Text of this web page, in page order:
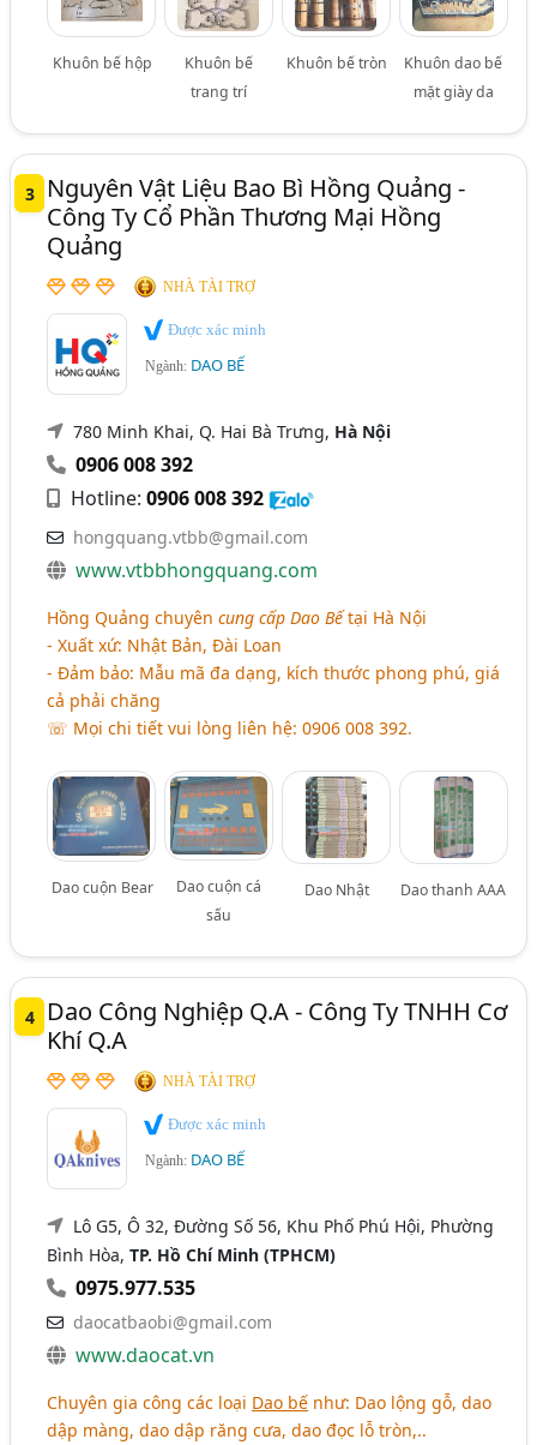
Khuôn bế hộp
Khuôn bế
trang trí
Khuôn bế tròn
Khuôn dao bế
mặt giày da
3
Nguyên Vật Liệu Bao Bì Hồng Quảng -
Công Ty Cổ Phần Thương Mại Hồng
Quảng
NHÀ TÀI TRỢ
Được xác minh
Ngành: DAO BẾ
780 Minh Khai, Q. Hai Bà Trưng, Hà Nội
0906 008 392
Hotline:0906 008 392
hongquang.vtbb@gmail.com
www.vtbbhongquang.com
Hồng Quảng chuyêncung cấp Dao Bếtại Hà Nội
- Xuất xứ: Nhật Bản, Đài Loan
- Đảm bảo: Mẫu mã đa dạng, kích thước phong phú, giá
cả phải chăng
☏ Mọi chi tiết vui lòng liên hệ: 0906 008 392.
Dao cuộn Bear
Dao cuộn cá
sấu
Dao Nhật Dao thanh AAA
4
Dao Công Nghiệp Q.A - Công Ty TNHH Cơ
Khí Q.A
NHÀ TÀI TRỢ
Được xác minh
Ngành: DAO BẾ
Lô G5, Ô 32, Đường Số 56, Khu Phố Phú Hội, Phường
Bình Hòa,TP. Hồ Chí Minh (TPHCM)
0975.977.535
daocatbaobi@gmail.com
www.daocat.vn
Chuyên gia công các loại Dao bế như: Dao lộng gỗ, dao
dập màng, dao dập răng cưa, dao đọc lỗ tròn,..